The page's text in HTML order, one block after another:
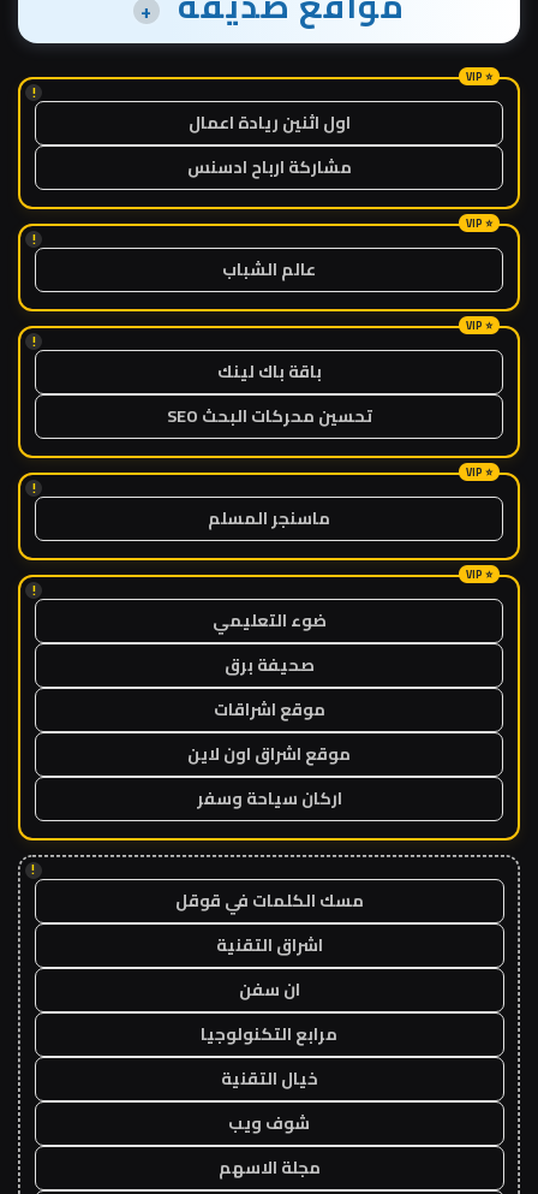
+
!
اول اثنين ريادة اعمال
مشاركة ارباح ادسنس
!
عالم الشباب
!
باقة باك لينك
تحسين محركات البحث SEO
!
ماسنجر المسلم
!
ضوء التعليمي
صحيفة برق
موقع اشراقات
موقع اشراق اون لاين
اركان سياحة وسفر
!
مسك الكلمات في قوقل
اشراق التقنية
ان سفن
مرابع التكنولوجيا
خيال التقنية
شوف ويب
مجلة الاسهم